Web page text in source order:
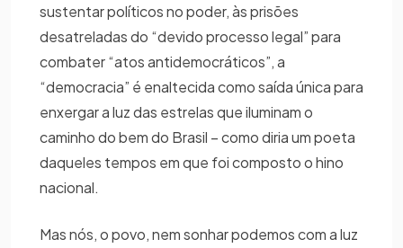
sustentar políticos no poder, às prisões
desatreladas do “devido processo legal” para
combater “atos antidemocráticos”, a
“democracia” é enaltecida como saída única para
enxergar a luz das estrelas que iluminam o
caminho do bem do Brasil – como diria um poeta
daqueles tempos em que foi composto o hino
nacional.
Mas nós, o povo, nem sonhar podemos com a luz